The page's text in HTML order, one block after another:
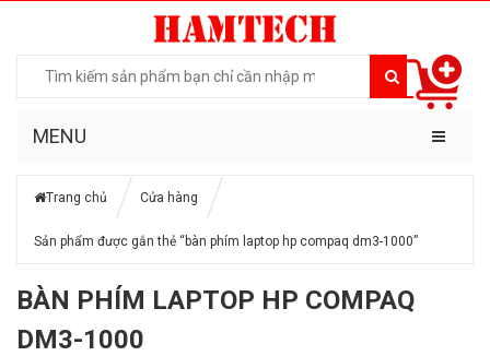
MENU
Trang chủ Cửa hàng
Sản phẩm được gắn thẻ “bàn phím laptop hp compaq dm3-1000”
BÀN PHÍM LAPTOP HP COMPAQ
DM3-1000